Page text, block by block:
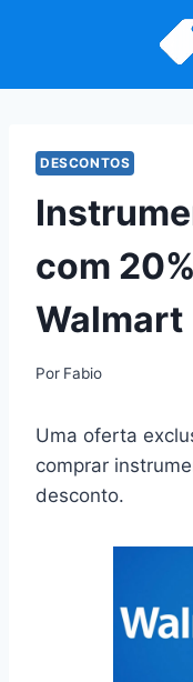
DESCONTOS
com
Walmart
Por Fabio
Uma oferta
comprar
desconto.